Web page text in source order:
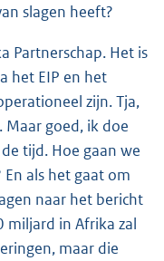
slagen heeft?
Partnerschap. Het is
het EIP en het
zijn. Tja,
goed, ik doe
tijd. Hoe gaan we
als het gaat om
naar het bericht
miljard in Afrika zal
maar die